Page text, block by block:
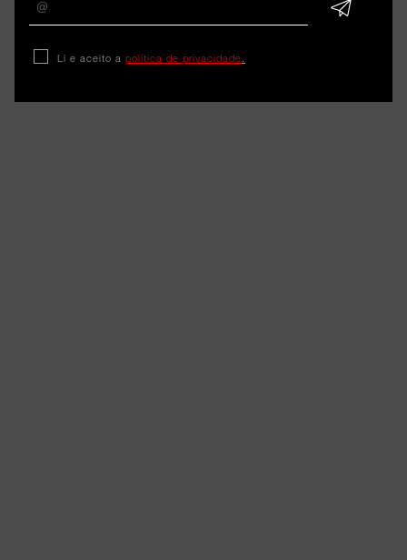
Li e aceito a política de privacidade.